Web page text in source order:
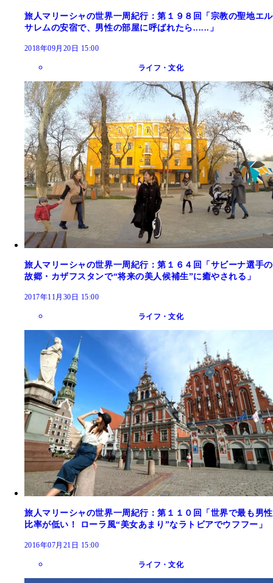
旅人マリーシャの世界一周紀行：第１９８回「宗教の聖地エル
サレムの安宿で、男性の部屋に呼ばれたら......」
2018年09月20日 15:00
ライフ・文化
旅人マリーシャの世界一周紀行：第１６４回「サビーナ選手の
故郷・カザフスタンで“将来の美人候補生”に癒やされる」
2017年11月30日 15:00
ライフ・文化
旅人マリーシャの世界一周紀行：第１１０回「世界で最も男性
比率が低い！ ローラ風“美女あまり”なラトビアでウフフー」
2016年07月21日 15:00
ライフ・文化